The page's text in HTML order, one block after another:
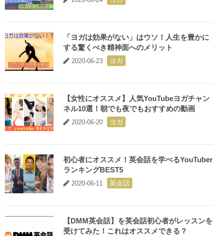
「ヨガは効果がない」はウソ！人生を豊かに
する驚くべき精神面へのメリット
2020-06-23 ヨガ
【女性にオススメ】人気YouTubeヨガチャン
ネル10選！朝でも夜でもおすすめの動画
2020-06-20 ヨガ
初心者にオススメ！英会話を学べるYouTuber
ランキングBEST5
2020-06-11 英会話
【DMM英会話】を英会話初心者がレッスンを
受けてみた！これはオススメできる？